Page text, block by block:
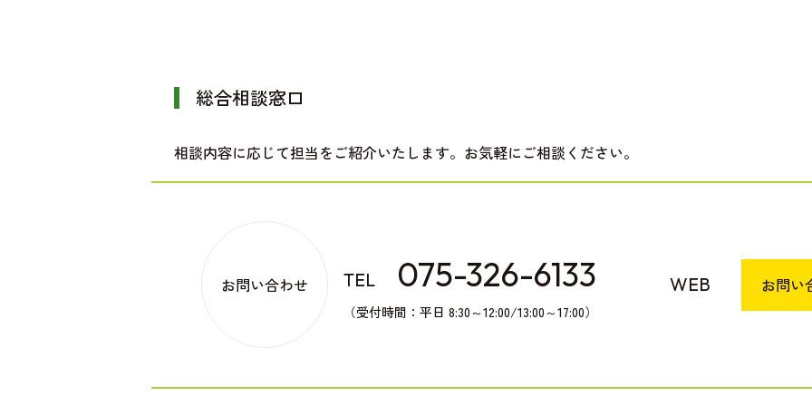
総合相談窓口
相談内容に応じて担当をご紹介いたします。お気軽にご相談ください。
お問い合わせ TEL 075-326-6133
（受付時間：平日 8:30～12:00/13:00～17:00）
WEB お問い